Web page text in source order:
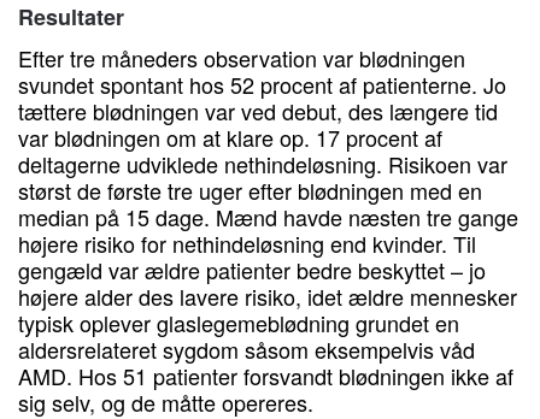
Resultater
Efter tre måneders observation var blødningen
svundet spontant hos 52 procent af patienterne. Jo
tættere blødningen var ved debut, des længere tid
var blødningen om at klare op. 17 procent af
deltagerne udviklede nethindeløsning. Risikoen var
størst de første tre uger efter blødningen med en
median på 15 dage. Mænd havde næsten tre gange
højere risiko for nethindeløsning end kvinder. Til
gengæld var ældre patienter bedre beskyttet – jo
højere alder des lavere risiko, idet ældre mennesker
typisk oplever glaslegemeblødning grundet en
aldersrelateret sygdom såsom eksempelvis våd
AMD. Hos 51 patienter forsvandt blødningen ikke af
sig selv, og de måtte opereres.